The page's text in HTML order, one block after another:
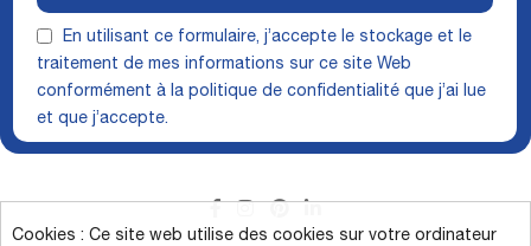
Cookies : Ce site web utilise des cookies sur votre ordinateur
En utilisant ce formulaire, j’accepte le stockage et le
traitement de mes informations sur ce site Web
conformément à la politique de confidentialité que j’ai lue
et que j’accepte.